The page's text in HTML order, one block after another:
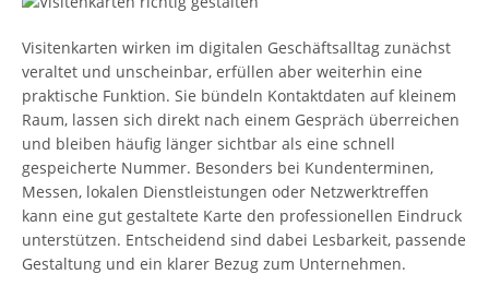
Visitenkarten wirken im digitalen Geschäftsalltag zunächst
veraltet und unscheinbar, erfüllen aber weiterhin eine
praktische Funktion. Sie bündeln Kontaktdaten auf kleinem
Raum, lassen sich direkt nach einem Gespräch überreichen
und bleiben häufig länger sichtbar als eine schnell
gespeicherte Nummer. Besonders bei Kundenterminen,
Messen, lokalen Dienstleistungen oder Netzwerktreffen
kann eine gut gestaltete Karte den professionellen Eindruck
unterstützen. Entscheidend sind dabei Lesbarkeit, passende
Gestaltung und ein klarer Bezug zum Unternehmen.